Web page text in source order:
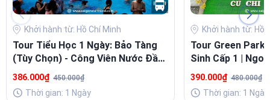
Khởi hành từ: Hồ Chí Minh
Tour Tiểu Học 1 Ngày: Bảo Tàng
(Tùy Chọn) - Công Viên Nước Đầm
Sen | TpHCM
386.000₫ 450.000₫
Thời gian: 1 Ngày
Khởi hành từ: Hồ
Tour Green Park
Sinh Cấp 1 |
Ngày Từ TpHCM
390.000₫ 480.000₫
Thời gian: 1 Ngày